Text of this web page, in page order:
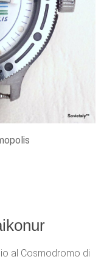
al Cosmodromo di